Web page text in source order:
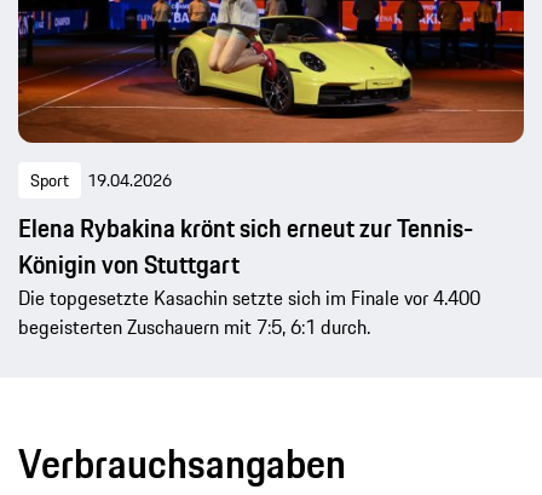
Sport 19.04.2026
Elena Rybakina krönt sich erneut zur Tennis-
Königin von Stuttgart
Die topgesetzte Kasachin setzte sich im Finale vor 4.400
begeisterten Zuschauern mit 7:5, 6:1 durch.
Verbrauchsangaben